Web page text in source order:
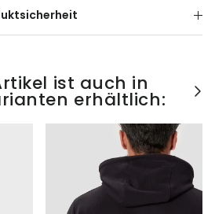
ist auch in
erhältlich: